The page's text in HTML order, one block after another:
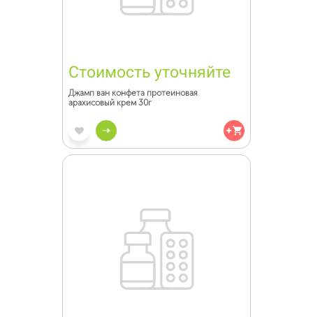
Стоимость уточняйте
Джамп ван конфета протеиновая
арахисовый крем 30г